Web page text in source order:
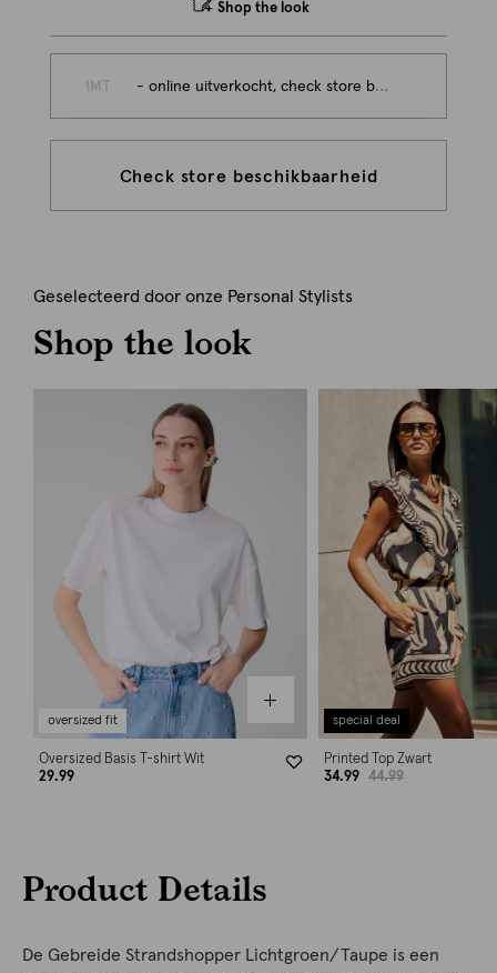
Shop the look
- online uitverkocht, check store beschikbaarheid
Check store beschikbaarheid
Geselecteerd door onze Personal Stylists
Shop the look
oversized fit
Oversized Basis T-shirt Wit
29.99
special deal
Printed Top Zwart
34.99
44.99
Product Details
De Gebreide Strandshopper Lichtgroen/Taupe is een